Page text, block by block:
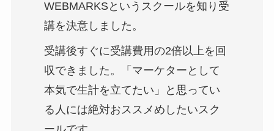
WEBMARKSというスクールを知り受
講を決意しました。
受講後すぐに受講費用の2倍以上を回
収できました。「マーケターとして
本気で生計を立てたい」と思ってい
る人には絶対おススメめしたいスク